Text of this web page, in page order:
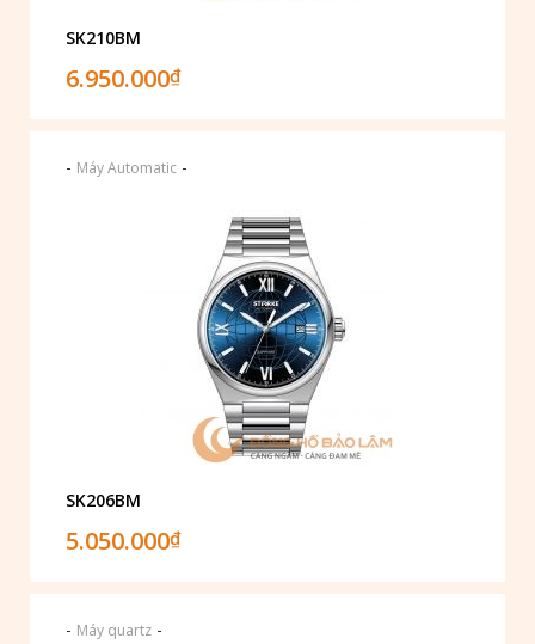
SK210BM
6.950.000₫
- Máy Automatic -
SK206BM
5.050.000₫
- Máy quartz -